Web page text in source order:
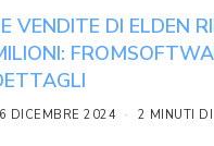
VENDITE DI ELDEN
DICEMBRE 2024 2 MINUTI